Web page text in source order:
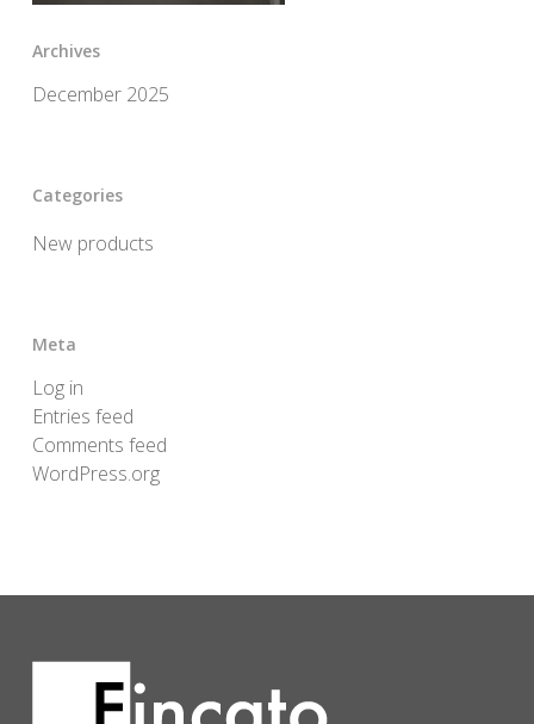
Archives
December 2025
Categories
New products
Meta
Log in
Entries feed
Comments feed
WordPress.org